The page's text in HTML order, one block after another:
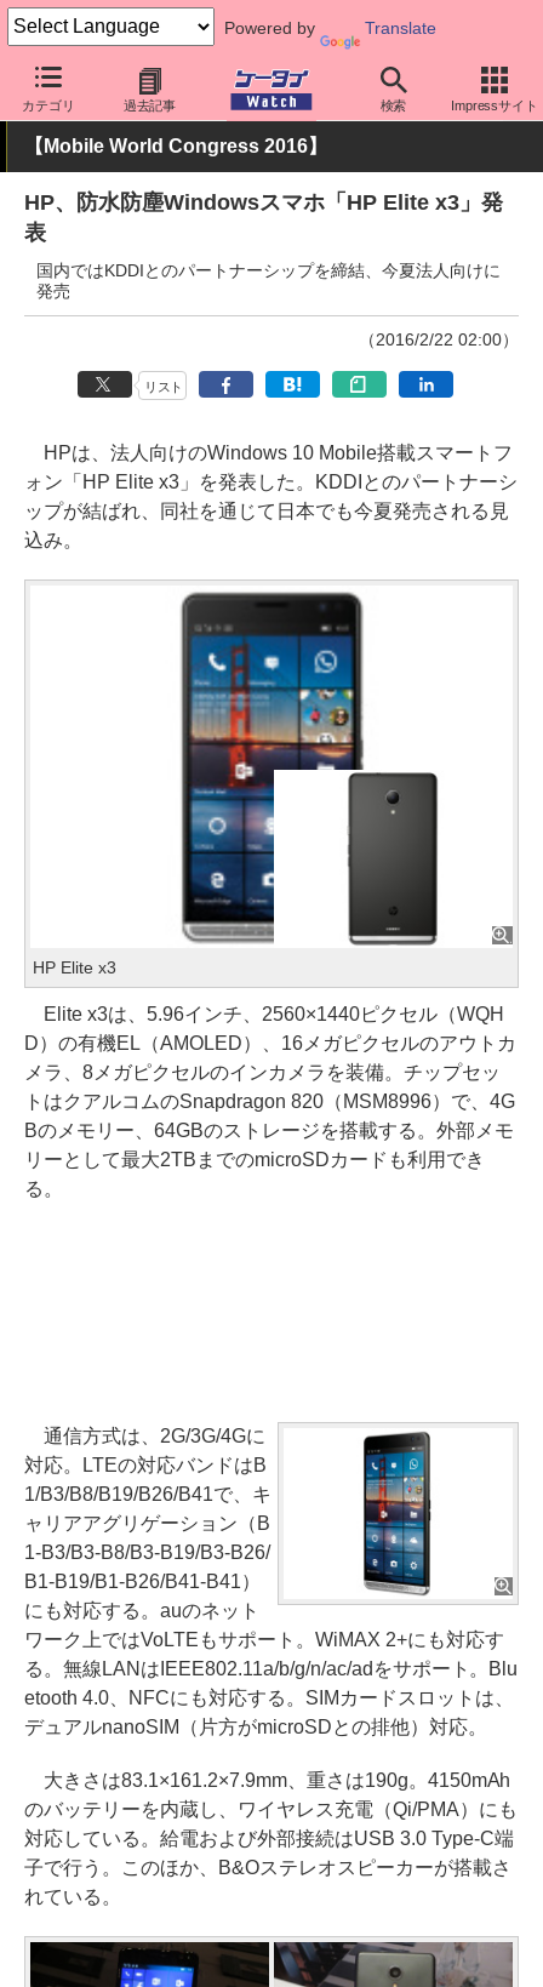
Powered by Translate
カテゴリ 過去記事 検索 Impressサイト
ケータイ Watch イベント Mobile World Congress 2016
【Mobile World Congress 2016】
HP、防水防塵Windowsスマホ「HP Elite x3」発
表
国内ではKDDIとのパートナーシップを締結、今夏法人向けに
発売
（2016/2/22 02:00）
リスト
HPは、法人向けのWindows 10 Mobile搭載スマートフ
ォン「HP Elite x3」を発表した。KDDIとのパートナーシ
ップが結ばれ、同社を通じて日本でも今夏発売される見
込み。
HP Elite x3
Elite x3は、5.96インチ、2560×1440ピクセル（WQH
D）の有機EL（AMOLED）、16メガピクセルのアウトカ
メラ、8メガピクセルのインカメラを装備。チップセッ
トはクアルコムのSnapdragon 820（MSM8996）で、4G
Bのメモリー、64GBのストレージを搭載する。外部メモ
リーとして最大2TBまでのmicroSDカードも利用でき
る。
通信方式は、2G/3G/4Gに
対応。LTEの対応バンドはB
1/B3/B8/B19/B26/B41で、キ
ャリアアグリゲーション（B
1-B3/B3-B8/B3-B19/B3-B26/
B1-B19/B1-B26/B41-B41）
にも対応する。auのネット
ワーク上ではVoLTEもサポート。WiMAX 2+にも対応す
る。無線LANはIEEE802.11a/b/g/n/ac/adをサポート。Blu
etooth 4.0、NFCにも対応する。SIMカードスロットは、
デュアルnanoSIM（片方がmicroSDとの排他）対応。
大きさは83.1×161.2×7.9mm、重さは190g。4150mAh
のバッテリーを内蔵し、ワイヤレス充電（Qi/PMA）にも
対応している。給電および外部接続はUSB 3.0 Type-C端
子で行う。このほか、B&Oステレオスピーカーが搭載さ
れている。